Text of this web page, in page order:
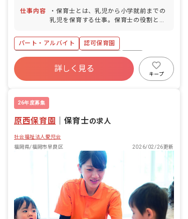
仕事内容
・保育士とは、乳児から小学就前までの
乳児を保育する仕事。保育士の役割と
がら、心身の発達を促し、社会性を養う
こと。そして、食事や睡眠、排泄、清潔
さ、衣類の着脱などの基本的な生活習慣
を身に付けていく。 0歳~就学前までの
乳幼児 主に正規職員の休みの代替え保育
士となります。 ピアノを弾いたり主で保
パート・アルバイト
認可保育園
ボーナス・賞与あり
土日祝休み
有給
残業少なめ
昇給昇進あり
詳しく見る
キープ
26年度募集
原西保育園 保育士の求人
社会福祉法人愛児会
福岡県/福岡市早良区
2026/02/26更新